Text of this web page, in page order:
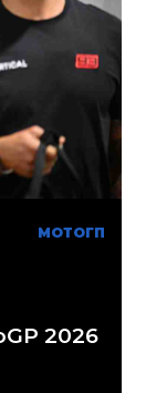
МОТОГП
2026